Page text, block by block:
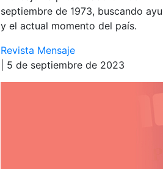
septiembre de 1973, buscando
y el actual momento del país.
Revista Mensaje
| 5 de septiembre de 2023